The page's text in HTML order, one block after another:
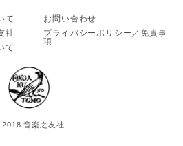
て
社
て
お問い合わせ
プライバシーポリシー／免責事
項
音楽之友社